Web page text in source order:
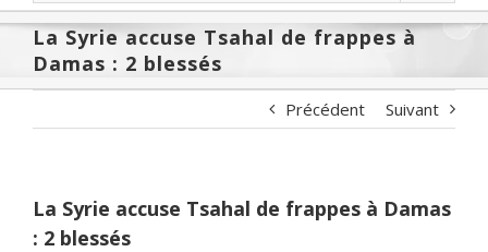
La Syrie accuse Tsahal de frappes à
Damas : 2 blessés
Précédent Suivant
La Syrie accuse Tsahal de frappes à Damas
: 2 blessés